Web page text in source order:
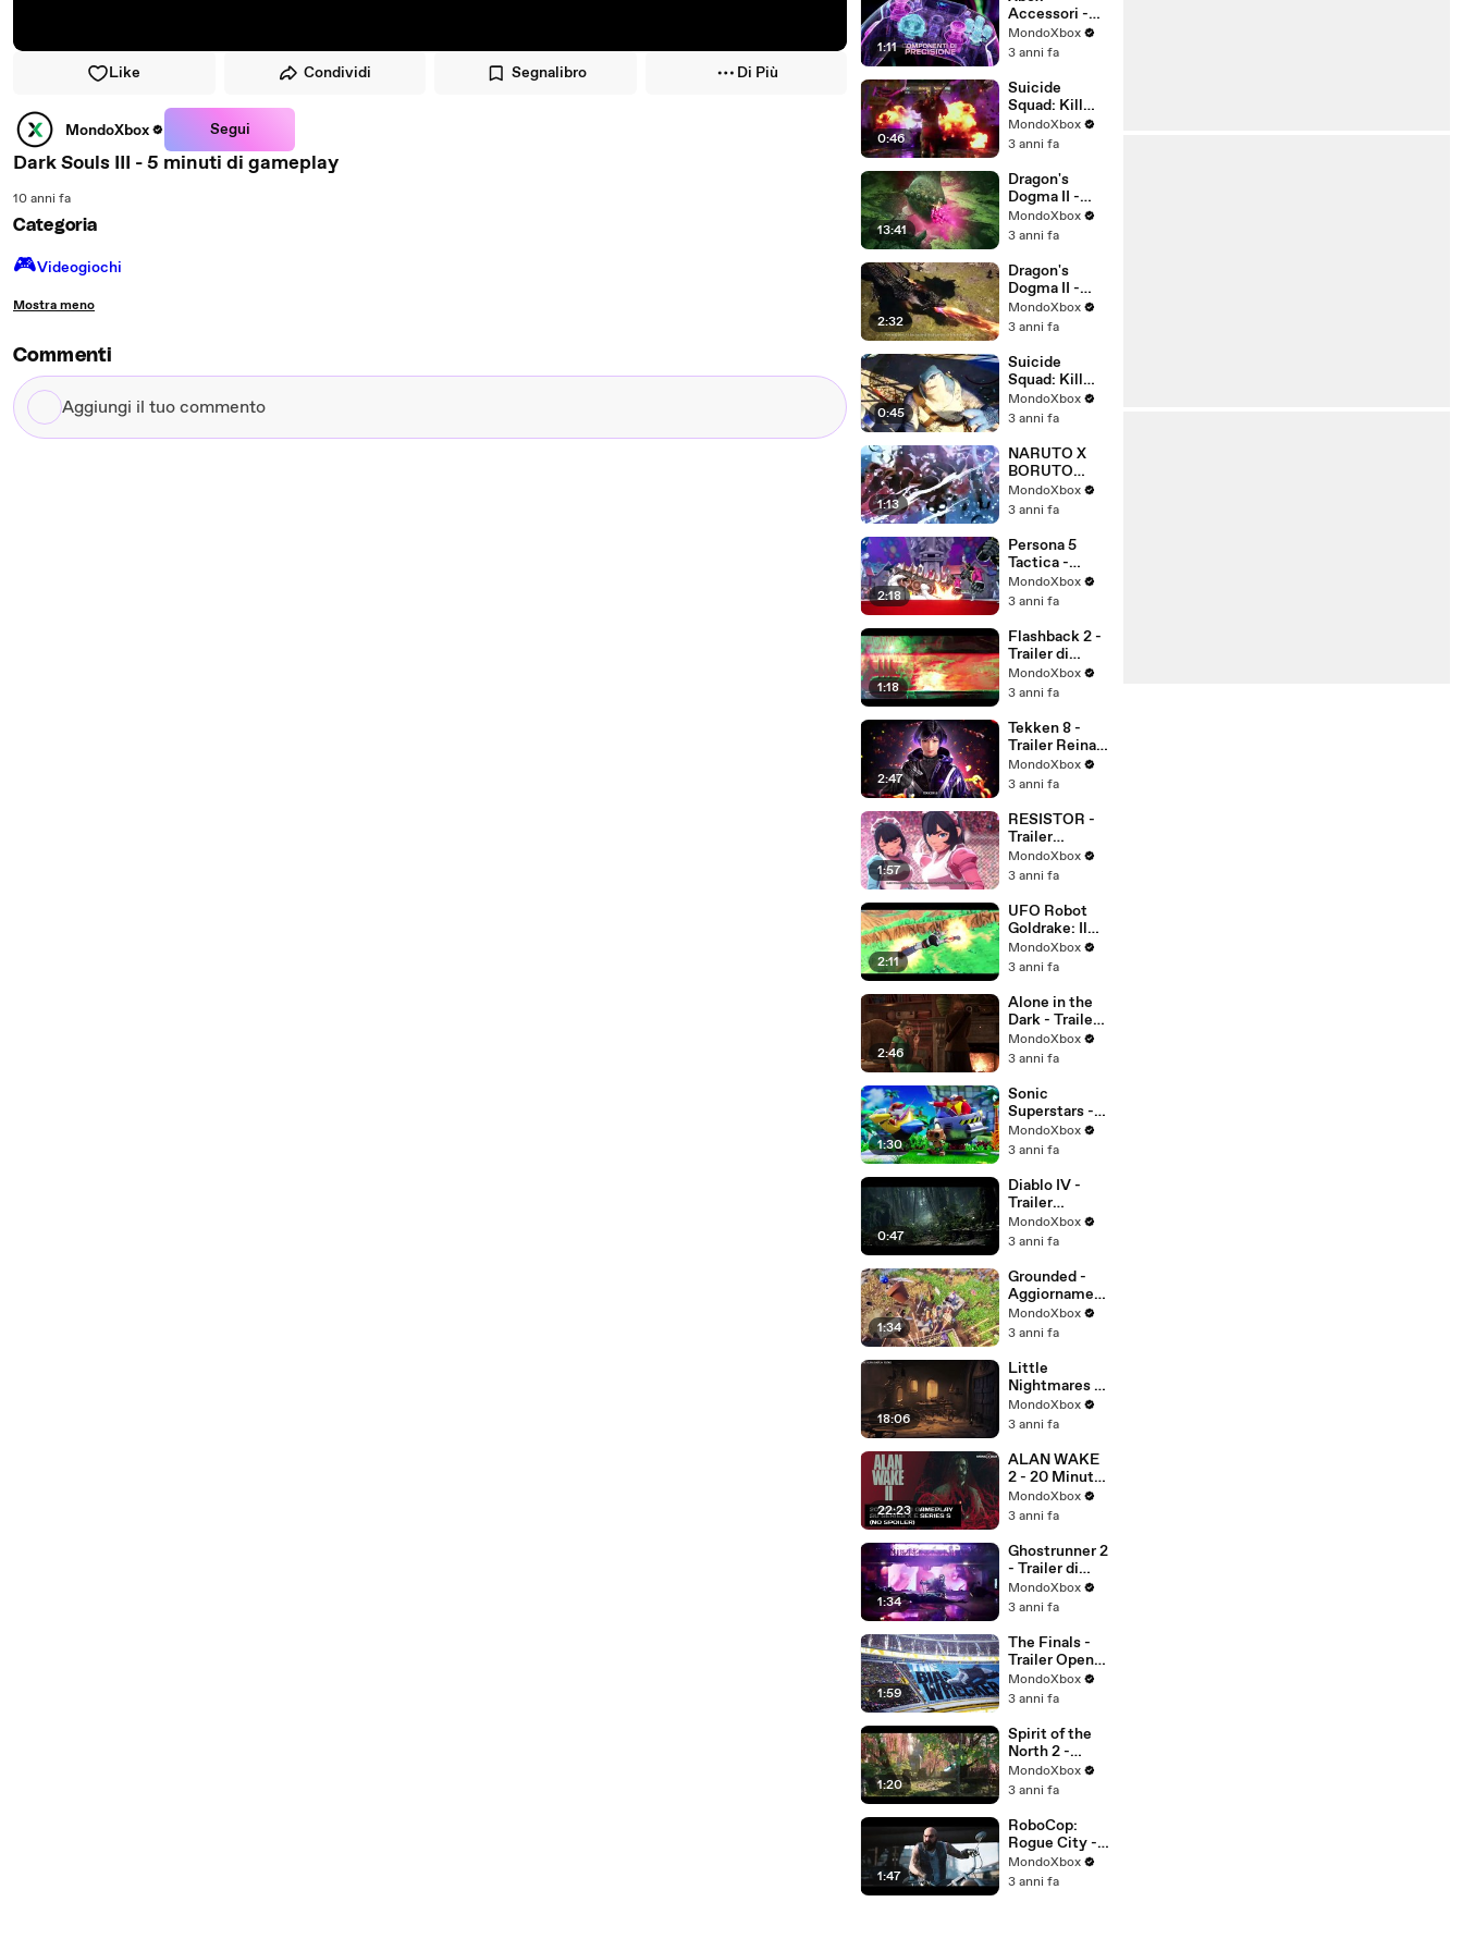
Like Condividi Segnalibro Di Più
MondoXbox Segui
Dark Souls III - 5 minuti di gameplay
10 anni fa
Categoria
🎮️Videogiochi
Mostra meno
Commenti
Aggiungi
il
1:11
Accessori -
Turtle Beach
Stealth Ultra
MondoXbox
3 anni fa
0:46
Suicide
Squad: Kill
the Justice
League -
Deadshot
MondoXbox
3 anni fa
13:41
Dragon's
Dogma II -
Dimostrazion
e November
SUB ITA
MondoXbox
3 anni fa
2:32
Dragon's
Dogma II -
Trailer data
d'uscita
MondoXbox
3 anni fa
0:45
Suicide
Squad: Kill
the Justice
League -
Shark - SUB
ITA
MondoXbox
3 anni fa
1:13
NARUTO X
BORUTO
Ultimate
Ninja STORM
NS - Trailer di
lancio
MondoXbox
3 anni fa
2:18
Persona 5
Tactica -
Trailer di
lancio - SUB
MondoXbox
3 anni fa
1:18
Flashback 2 -
Trailer di
lancio
MondoXbox
3 anni fa
2:47
Tekken 8 -
Trailer Reina -
SUB ITA
MondoXbox
3 anni fa
1:57
RESISTOR -
Trailer
Gameplay
MondoXbox
3 anni fa
2:11
UFO Robot
Goldrake: Il
Banchetto dei
Lupi - Trailer
MondoXbox
3 anni fa
2:46
Alone in the
Dark - Trailer
Gameplay
MondoXbox
3 anni fa
1:30
Sonic
Superstars -
Trailer di
lancio
MondoXbox
3 anni fa
0:47
Diablo IV -
Trailer
d'annuncio
DLC Vessel of
MondoXbox
3 anni fa
1:34
Grounded -
Aggiornament
o Make It or
Break It
MondoXbox
3 anni fa
18:06
Little
Nightmares III
- Gameplay
co-op 18
MondoXbox
3 anni fa
22:23
ALAN WAKE
2 - 20 Minuti
di Gameplay
su XBOX
XBOX SERIES
S - NO
SPOILER
MondoXbox
3 anni fa
1:34
Ghostrunner 2
- Trailer di
lancio
MondoXbox
3 anni fa
1:59
The Finals -
Trailer Open
Beta
MondoXbox
3 anni fa
1:20
Spirit of the
North 2 -
Trailer
d'annuncio
MondoXbox
3 anni fa
1:47
RoboCop:
Rogue City -
Trailer
Gameplay
MondoXbox
3 anni fa